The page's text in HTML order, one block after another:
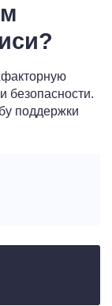
безопасности.
поддержки